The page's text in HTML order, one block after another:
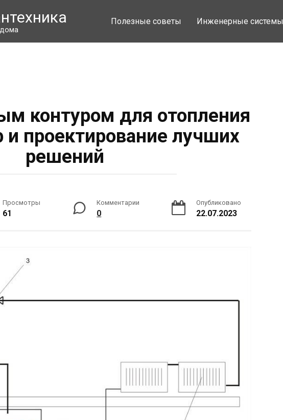
Полезные советы Инженерные системы
контуром для отопления
проектирование лучших
решений
Просмотры
61
Комментарии
0
Опубликовано
22.07.2023